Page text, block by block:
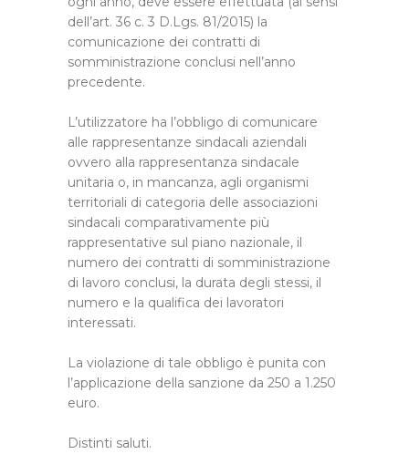
dell’art. 36 c. 3 D.Lgs. 81/2015) la
comunicazione dei contratti di
somministrazione conclusi nell’anno
precedente.
L’utilizzatore ha l’obbligo di comunicare
alle rappresentanze sindacali aziendali
ovvero alla rappresentanza sindacale
unitaria o, in mancanza, agli organismi
territoriali di categoria delle associazioni
sindacali comparativamente più
rappresentative sul piano nazionale, il
numero dei contratti di somministrazione
di lavoro conclusi, la durata degli stessi, il
numero e la qualifica dei lavoratori
interessati.
La violazione di tale obbligo è punita con
l’applicazione della sanzione da 250 a 1.250
euro.
Distinti saluti.